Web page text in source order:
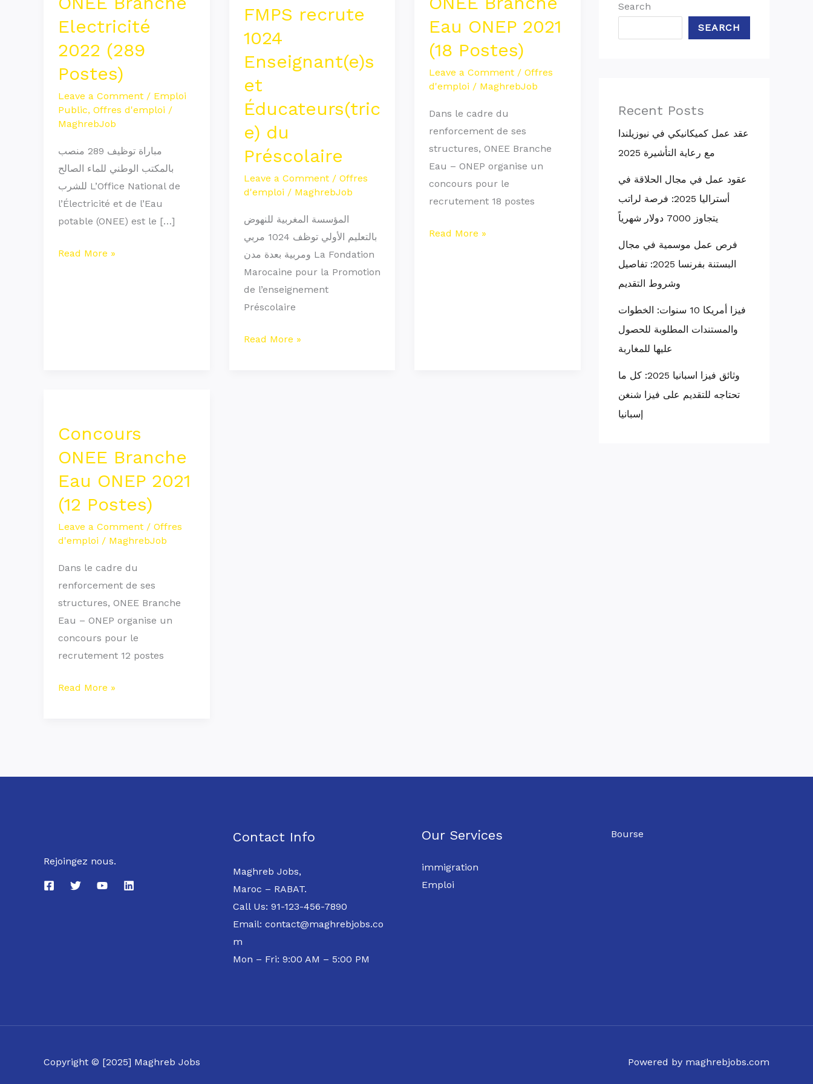
Electricité
2022 (289
Postes)
Leave a Comment / Emploi
Public, Offres d'emploi /
MaghrebJob
مباراة توظيف 289 منصب
بالمكتب الوطني للماء الصالح
للشرب L’Office National de
l’Électricité et de l’Eau
potable (ONEE) est le […]
(289
Postes)
Read More »
FMPS recrute
1024
Enseignant(e)s
et
Éducateurs(tric
e) du
Préscolaire
Leave a Comment / Offres
d'emploi / MaghrebJob
المؤسسة المغربية للنهوض
بالتعليم الأولي توظف 1024 مربي
ومربية بعدة مدن La Fondation
Marocaine pour la Promotion
de l’enseignement
Préscolaire
et
Éducateurs(trice)
Préscolaire
Read More »
Eau ONEP 2021
(18 Postes)
Leave a Comment /Offres
d'emploi / MaghrebJob
Dans le cadre du
renforcement de ses
structures, ONEE Branche
Eau – ONEP organise un
concours pour le
recrutement 18 postes
2021
(18
Read More »
Concours
ONEE Branche
Eau ONEP 2021
(12 Postes)
Leave a Comment / Offres
d'emploi / MaghrebJob
Dans le cadre du
renforcement de ses
structures, ONEE Branche
Eau – ONEP organise un
concours pour le
recrutement 12 postes
Branche
Eau
2021
(12
Read More »
Search
SEARCH
Recent Posts
عقد عمل كميكانيكي في نيوزيلندا
مع رعاية التأشيرة 2025
عقود عمل في مجال الحلاقة في
أستراليا 2025: فرصة لراتب
يتجاوز 7000 دولار شهرياً
فرص عمل موسمية في مجال
البستنة بفرنسا 2025: تفاصيل
وشروط التقديم
فيزا أمريكا 10 سنوات: الخطوات
والمستندات المطلوبة للحصول
عليها للمغاربة
وثائق فيزا اسبانيا 2025: كل ما
تحتاجه للتقديم على فيزا شنغن
إسبانيا
Rejoingez nous.
Contact Info
Maghreb Jobs,
Maroc – RABAT.
Call Us: 91-123-456-7890
Email: contact@maghrebjobs.co
m
Mon – Fri: 9:00 AM – 5:00 PM
Our Services
immigration
Emploi
Bourse
Copyright © [2025] Maghreb Jobs Powered by maghrebjobs.com